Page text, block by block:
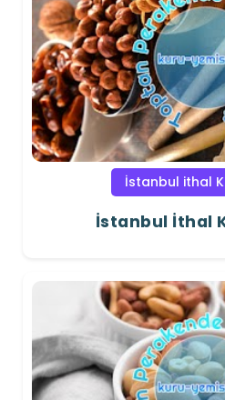
İstanbul ithal
İstanbul İthal